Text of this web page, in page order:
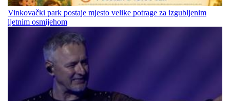
Vinkovački park postaje mjesto velike potrage za izgubljenim
ljetnim osmijehom